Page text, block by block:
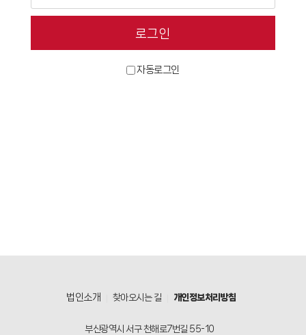
자동로그인
법인소개 찾아오시는 길 개인정보처리방침
부산광역시 서구 천해로7번길 55-10